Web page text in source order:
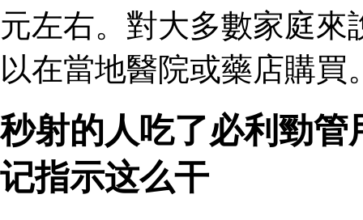
元左右。對大多數家庭
以在當地醫院或藥店購買
秒射的人吃了必利勁
记指示这么干